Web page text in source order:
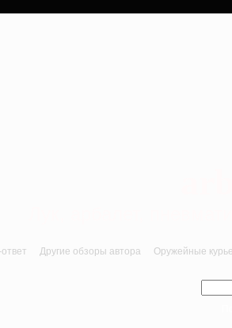
Другие обзоры автора Оружейные